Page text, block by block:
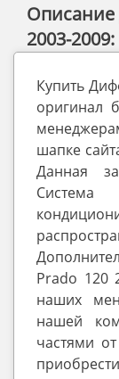
Описание
2003-2009:
Купить
оригинал
шапке
Данная
Prado 120
наших
нашей
частями